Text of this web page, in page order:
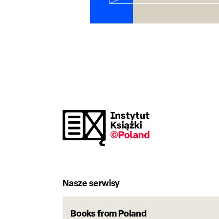
Nasze serwisy
Books from Poland